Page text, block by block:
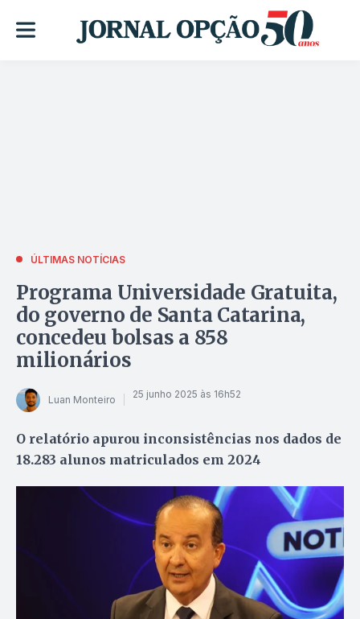
ÚLTIMAS NOTÍCIAS
Programa Universidade Gratuita,
do governo de Santa Catarina,
concedeu bolsas a 858
milionários
Luan Monteiro 25 junho 2025 às 16h52
O relatório apurou inconsistências nos dados de
18.283 alunos matriculados em 2024